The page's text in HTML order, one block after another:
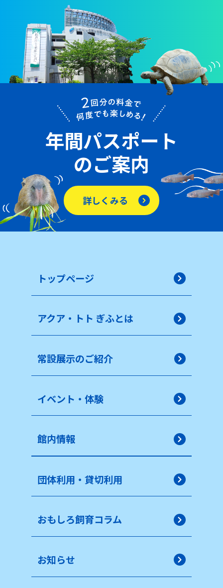
年間パスポート
のご案内
詳しくみる
トップページ
アクア・トト ぎふとは
常設展示のご紹介
イベント・体験
館内情報
団体利用・貸切利用
おもしろ飼育コラム
お知らせ